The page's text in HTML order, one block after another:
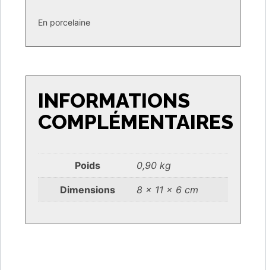
En porcelaine
INFORMATIONS
COMPLÉMENTAIRES
Poids 0,90 kg
Dimensions 8 × 11 × 6 cm